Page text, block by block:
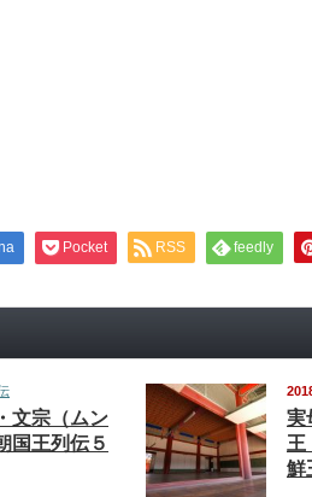
Pocket RSS feedly
文宗（ムン
国王列伝５
実
王
鮮